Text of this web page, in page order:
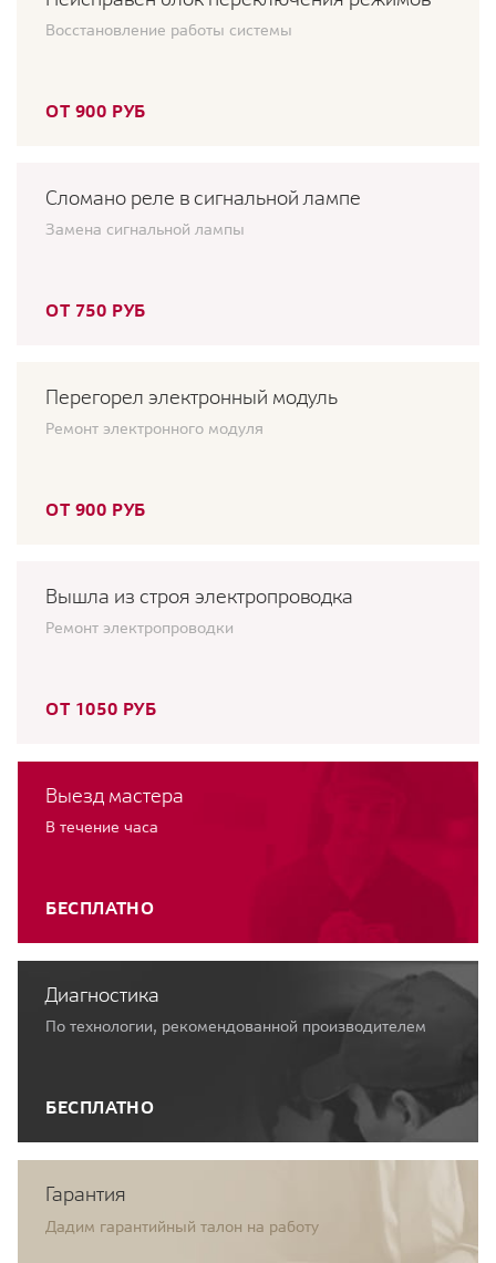
Восстановление работы системы
ОТ 900 РУБ
Сломано реле в сигнальной лампе
Замена сигнальной лампы
ОТ 750 РУБ
Перегорел электронный модуль
Ремонт электронного модуля
ОТ 900 РУБ
Вышла из строя электропроводка
Ремонт электропроводки
ОТ 1050 РУБ
Выезд мастера
В течение часа
БЕСПЛАТНО
Диагностика
По технологии, рекомендованной производителем
БЕСПЛАТНО
Гарантия
Дадим гарантийный талон на работу